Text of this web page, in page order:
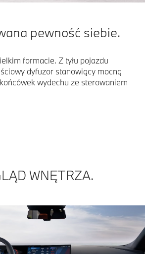
pewność siebie.
formacie. Z tyłu pojazdu
dyfuzor stanowiący mocną
wydechu ze sterowaniem
WNĘTRZA.